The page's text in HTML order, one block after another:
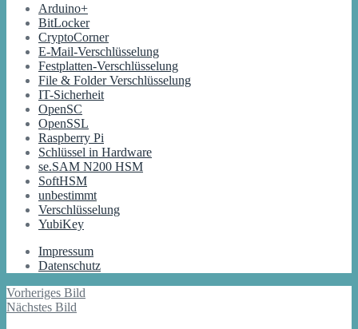
Arduino+
BitLocker
CryptoCorner
E-Mail-Verschlüsselung
Festplatten-Verschlüsselung
File & Folder Verschlüsselung
IT-Sicherheit
OpenSC
OpenSSL
Raspberry Pi
Schlüssel in Hardware
se.SAM N200 HSM
SoftHSM
unbestimmt
Verschlüsselung
YubiKey
Impressum
Datenschutz
Vorheriges Bild
Nächstes Bild